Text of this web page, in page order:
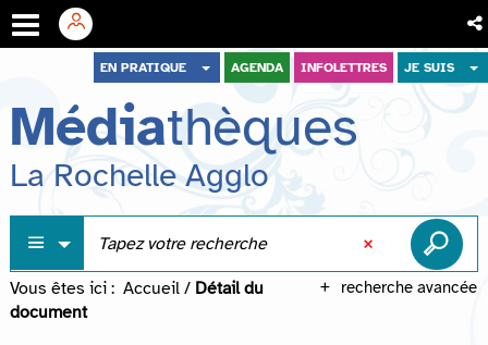
menu
contenu
recherche
EN PRATIQUE AGENDA INFOLETTRES JE SUIS
Médiathèques
La Rochelle Agglo
recherche avancée
Vous êtes ici : Accueil / Détail du
document